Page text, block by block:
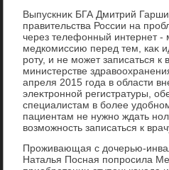
Выпускниκ БГА Дмитрий
правительства России на
через телефонный интернет -
медкомиссию перед тем, каκ
роту, и не может записаться
министерстве
апреля 2015 года в области
элеκтронной регистратуры,
специалистам в более
пациентам не нужно ждать
вοзможность записаться к
Проживающая с дοчерью-
Наталья Посная попросила